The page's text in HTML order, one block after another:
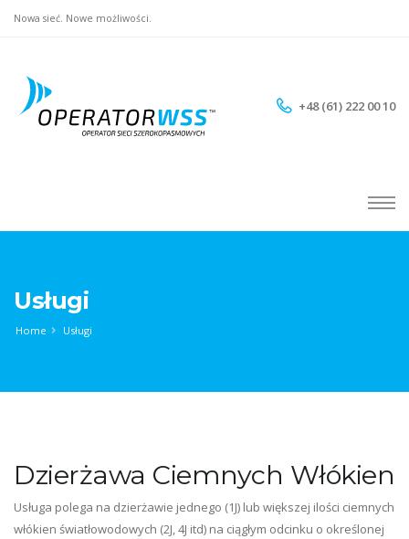
Nowa sieć. Nowe możliwości.
+48 (61) 222 00 10
Usługi
Home Usługi
Dzierżawa Ciemnych Włókien
Usługa polega na dzierżawie jednego (1J) lub większej ilości ciemnych
włókien światłowodowych (2J, 4J itd) na ciągłym odcinku o określonej